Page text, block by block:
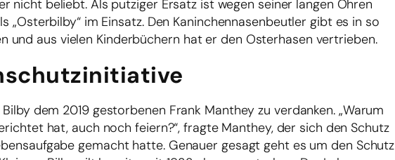
nicht beliebt. Als putziger Ersatz ist wegen seiner langen Ohren
im Einsatz. Den Kaninchennasenbeutler gibt es in so
und aus vielen Kinderbüchern hat er den Osterhasen vertrieben.
dem 2019 gestorbenen Frank Manthey zu verdanken. „Warum
hat, auch noch feiern?“, fragte Manthey, der sich den Schutz
gemacht hatte. Genauer gesagt geht es um den Schutz